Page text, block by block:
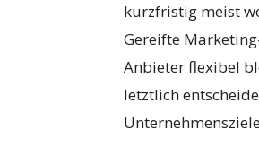
kurzfristig meist
Gereifte
Anbieter flexibel
letztlich